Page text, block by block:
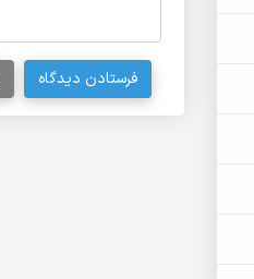
فرستادن دیدگاه